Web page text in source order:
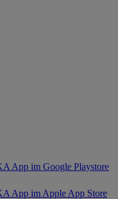
App im Google Playstore
App im Apple App Store